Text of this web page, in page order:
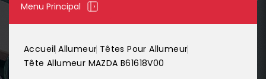
Menu Principal
Accueil Allumeur Têtes Pour Allumeur
Tête Allumeur MAZDA B61618V00